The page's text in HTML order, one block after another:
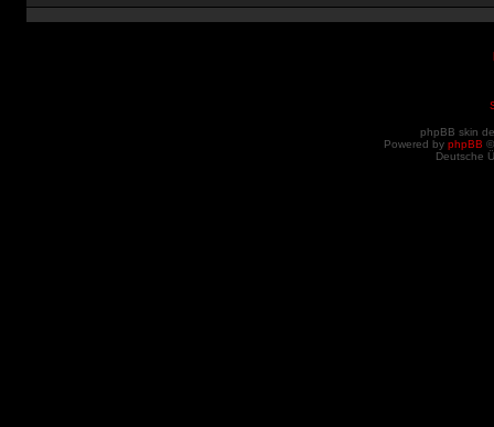
phpBB skin
Powered by phpBB
Deutsche